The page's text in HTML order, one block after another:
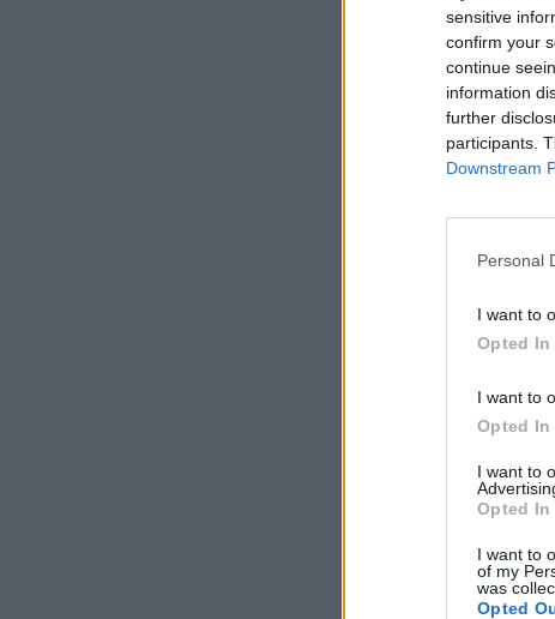
sensitive
confirm your
continue
information
further
participants.
Downstream
Personal
I want to
Opted In
I want to
Opted In
I want to
Opted In
I want to
of my
was
Opted